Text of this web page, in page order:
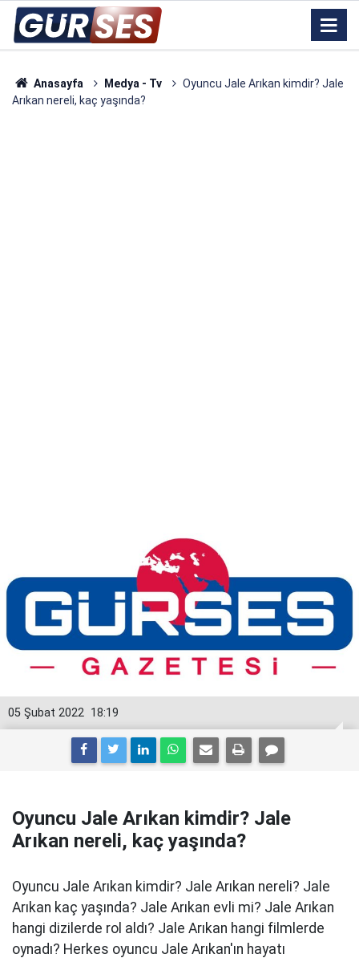
Anasayfa Medya - Tv
Oyuncu Jale Arıkan kimdir? Jale
Arıkan nereli, kaç yaşında?
18:19
05 Şubat 2022
Oyuncu Jale Arıkan kimdir? Jale
Arıkan nereli, kaç yaşında?
Oyuncu Jale Arıkan kimdir? Jale Arıkan nereli? Jale
Arıkan kaç yaşında? Jale Arıkan evli mi? Jale Arıkan
hangi dizilerde rol aldı? Jale Arıkan hangi filmlerde
oynadı? Herkes oyuncu Jale Arıkan'ın hayatı